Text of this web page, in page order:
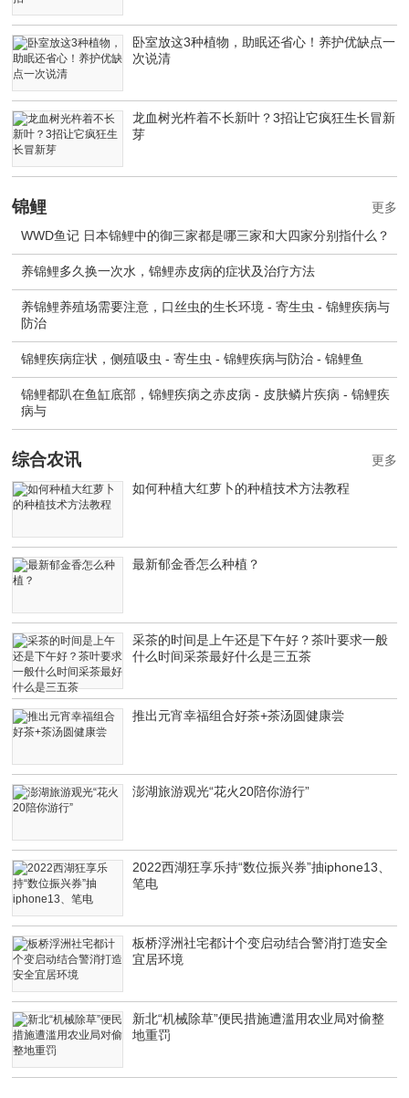
卧室放这3种植物，助眠还省心！养护优缺点一
次说清
龙血树光杵着不长新叶？3招让它疯狂生长冒新
芽
锦鲤
WWD鱼记 日本锦鲤中的御三家都是哪三家和大四家分别指什么？
养锦鲤多久换一次水，锦鲤赤皮病的症状及治疗方法
养锦鲤养殖场需要注意，口丝虫的生长环境 - 寄生虫 - 锦鲤疾病与
防治
锦鲤疾病症状，侧殖吸虫 - 寄生虫 - 锦鲤疾病与防治 - 锦鲤鱼
锦鲤都趴在鱼缸底部，锦鲤疾病之赤皮病 - 皮肤鳞片疾病 - 锦鲤疾
病与
更多
综合农讯
如何种植大红萝卜的种植技术方法教程
最新郁金香怎么种植？
采茶的时间是上午还是下午好？茶叶要求一般
什么时间采茶最好什么是三五茶
推出元宵幸福组合好茶+茶汤圆健康尝
澎湖旅游观光“花火20陪你游行”
2022西湖狂享乐持“数位振兴券”抽iphone13、
笔电
板桥浮洲社宅都计个变启动结合警消打造安全
宜居环境
新北“机械除草”便民措施遭滥用农业局对偷整
地重罚
更多